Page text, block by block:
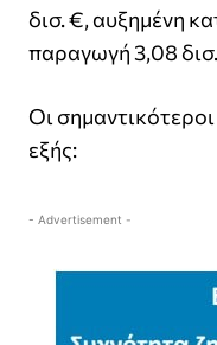
δισ. €, αυξημένη
παραγωγή 3,08
Οι
εξής:
- Advertisement -